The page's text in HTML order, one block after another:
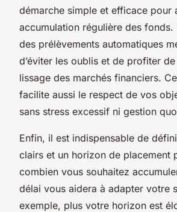
démarche simple et efficace pour
accumulation régulière des fonds.
des prélèvements automatiques
d’éviter les oublis et de profiter de
lissage des marchés financiers.
facilite aussi le respect de vos
sans stress excessif ni gestion
Enfin, il est indispensable de
clairs et un horizon de placement
combien vous souhaitez
délai vous aidera à adapter votre
exemple, plus votre horizon est